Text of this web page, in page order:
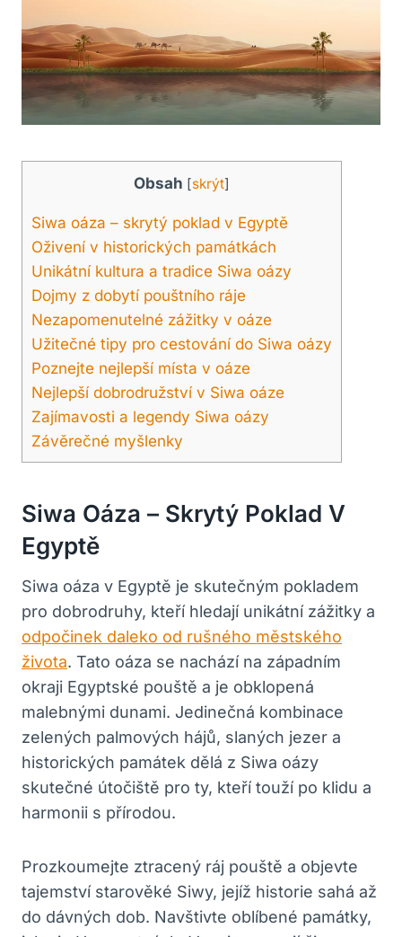
Obsah [skrýt]
Siwa oáza – skrytý poklad v Egyptě
Oživení v historických památkách
Unikátní kultura a tradice Siwa oázy
Dojmy z dobytí pouštního ráje
Nezapomenutelné zážitky v oáze
Užitečné tipy pro cestování do Siwa oázy
Poznejte nejlepší místa v oáze
Nejlepší dobrodružství v Siwa oáze
Zajímavosti a legendy Siwa oázy
Závěrečné myšlenky
Siwa Oáza – Skrytý Poklad V
Egyptě
Siwa oáza v Egyptě je skutečným pokladem
pro dobrodruhy, kteří hledají unikátní zážitky a
odpočinek daleko od rušného městského
života. Tato oáza se nachází na západním
okraji Egyptské pouště a je obklopená
malebnými dunami. Jedinečná kombinace
zelených palmových hájů, slaných jezer a
historických památek dělá z Siwa oázy
skutečné útočiště pro ty, kteří touží po klidu a
harmonii s přírodou.
Prozkoumejte ztracený ráj pouště a objevte
tajemství starověké Siwy, jejíž historie sahá až
do dávných dob. Navštivte oblíbené památky,